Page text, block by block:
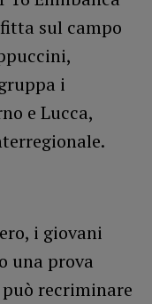
sul campo
i
e Lucca,
i giovani
una prova
può recriminare